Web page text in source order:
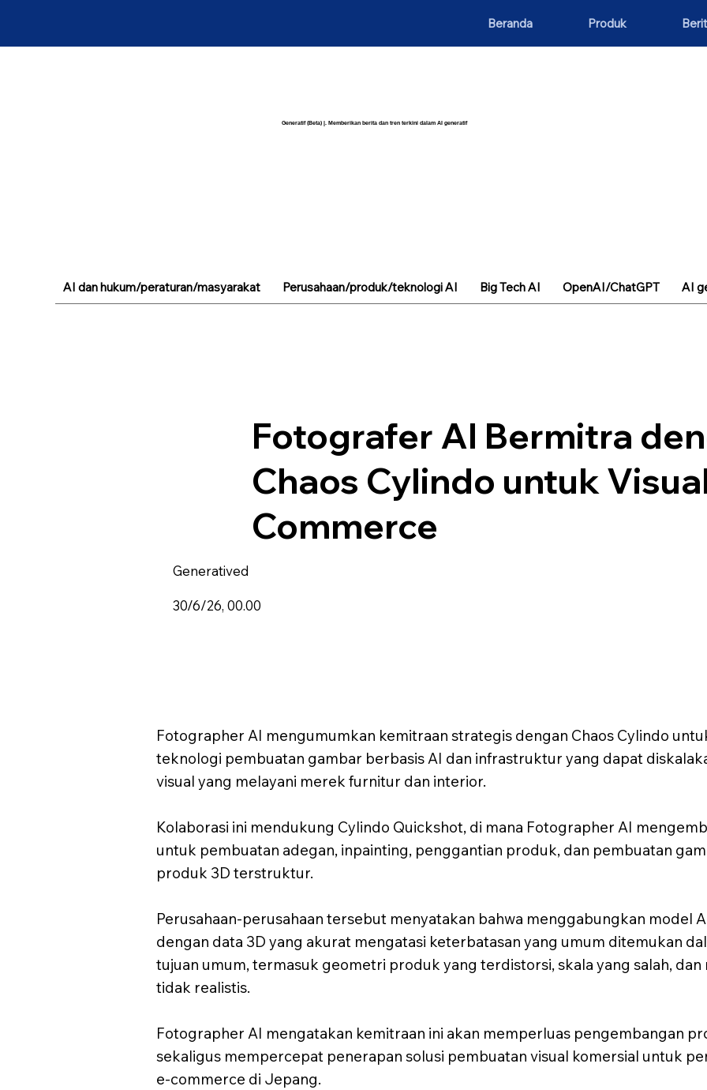
Beranda Produk
Generatif (Beta) |. Memberikan berita dan tren terkini dalam AI generatif
Fotografer AI Bermitra
Chaos Cylindo untuk
Commerce
Generatived
30/6/26, 00.00
Fotographer AI mengumumkan kemitraan strategis dengan Chaos Cylindo
teknologi pembuatan gambar berbasis AI dan infrastruktur yang dapat
visual yang melayani merek furnitur dan interior.
Kolaborasi ini mendukung Cylindo Quickshot, di mana Fotographer AI
untuk pembuatan adegan, inpainting, penggantian produk, dan pembuatan
produk 3D terstruktur.
Perusahaan-perusahaan tersebut menyatakan bahwa menggabungkan model
dengan data 3D yang akurat mengatasi keterbatasan yang umum ditemukan
tujuan umum, termasuk geometri produk yang terdistorsi, skala yang salah,
tidak realistis.
Fotographer AI mengatakan kemitraan ini akan memperluas pengembangan
sekaligus mempercepat penerapan solusi pembuatan visual komersial untuk
e-commerce di Jepang.
AI dan hukum/peraturan/masyarakat Perusahaan/produk/teknologi AI Big Tech AI OpenAI/ChatGPT AI